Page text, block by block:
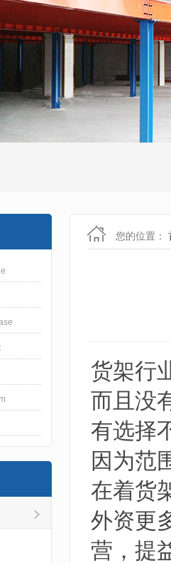
您的位置：
货架行
而且没
有选择
因为范
在着货
外资更
营，提